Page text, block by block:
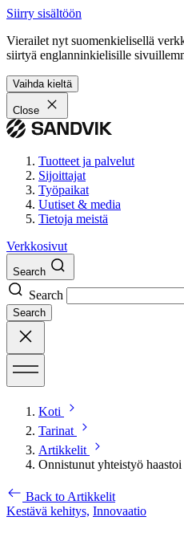
Siirry sisältöön
Vierailet nyt suomenkielisellä
siirtyä englanninkielisille
Vaihda kieltä
Close
Tuotteet ja palvelut
Sijoittajat
Työpaikat
Uutiset & media
Tietoja meistä
Verkkosivut
Search
Search
Search
Koti
Tarinat
Artikkelit
Onnistunut yhteistyö
Back to Artikkelit
Kestävä kehitys, Innovaatio